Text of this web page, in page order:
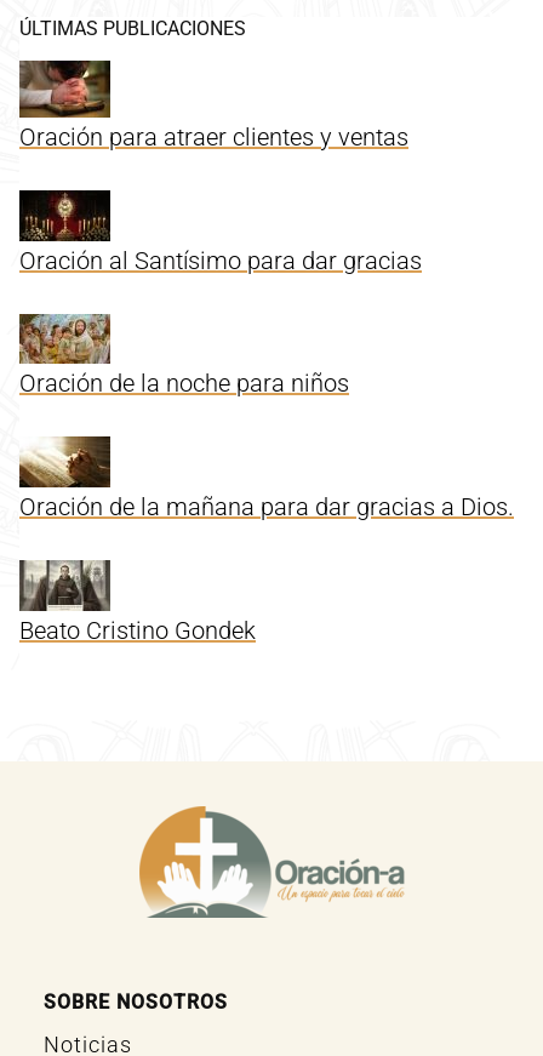
ÚLTIMAS PUBLICACIONES
Oración para atraer clientes y ventas
Oración al Santísimo para dar gracias
Oración de la noche para niños
Oración de la mañana para dar gracias a Dios.
Beato Cristino Gondek
SOBRE NOSOTROS
Noticias